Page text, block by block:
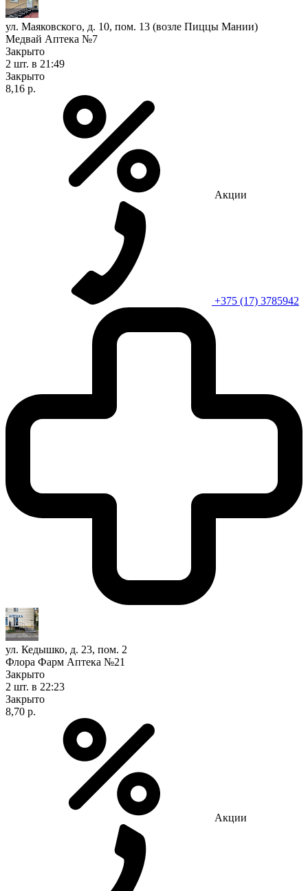
ул. Маяковского, д. 10, пом. 13 (возле Пиццы Мании)
Медвай Аптека №7
Закрыто
2 шт. в 21:49
Закрыто
8,16 р.
Акции
+375 (17) 3785942
ул. Кедышко, д. 23, пом. 2
Флора Фарм Аптека №21
Закрыто
2 шт. в 22:23
Закрыто
8,70 р.
Акции